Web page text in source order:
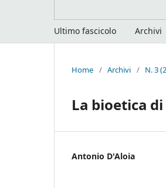
Ultimo fascicolo Archivi
Home / Archivi / N. 3
La bioetica
Antonio D'Aloia